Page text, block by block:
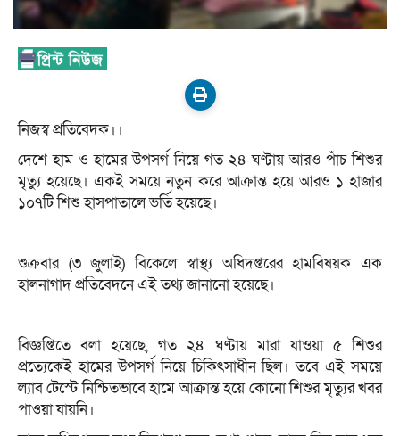
নিজস্ব প্রতিবেদক।।
দেশে হাম ও হামের উপসর্গ নিয়ে গত ২৪ ঘণ্টায় আরও পাঁচ শিশুর
মৃত্যু হয়েছে। একই সময়ে নতুন করে আক্রান্ত হয়ে আরও ১ হাজার
১০৭টি শিশু হাসপাতালে ভর্তি হয়েছে।
শুক্রবার (৩ জুলাই) বিকেলে স্বাস্থ্য অধিদপ্তরের হামবিষয়ক এক
হালনাগাদ প্রতিবেদনে এই তথ্য জানানো হয়েছে।
বিজ্ঞপ্তিতে বলা হয়েছে, গত ২৪ ঘণ্টায় মারা যাওয়া ৫ শিশুর
প্রত্যেকেই হামের উপসর্গ নিয়ে চিকিৎসাধীন ছিল। তবে এই সময়ে
ল্যাব টেস্টে নিশ্চিতভাবে হামে আক্রান্ত হয়ে কোনো শিশুর মৃত্যুর খবর
পাওয়া যায়নি।